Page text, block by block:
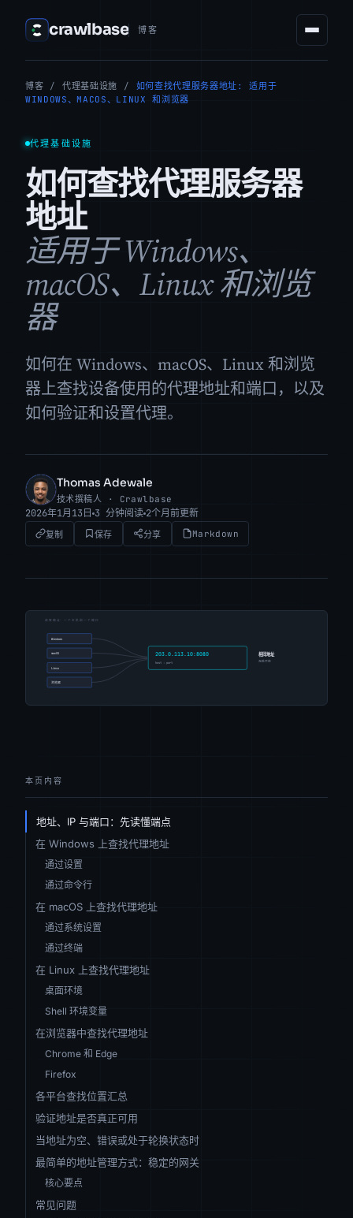
crawlbase 博客
博客 / 代理基础设施 /
如何查找代理服务器地址: 适用于
WINDOWS、MACOS、LINUX 和浏览器
代理基础设施
如何查找代理服务器
地址
适用于 Windows、
macOS、Linux 和浏览
器
如何在 Windows、macOS、Linux 和浏览
器上查找设备使用的代理地址和端口，以及
如何验证和设置代理。
TA
Thomas Adewale
技术撰稿人 · Crawlbase
2026年1月13日 3 分钟阅读 2个月前更新
复制 保存 分享 Markdown
本页内容
地址、IP 与端口：先读懂端点
在 Windows 上查找代理地址
通过设置
通过命令行
在 macOS 上查找代理地址
通过系统设置
通过终端
在 Linux 上查找代理地址
桌面环境
Shell 环境变量
在浏览器中查找代理地址
Chrome 和 Edge
Firefox
各平台查找位置汇总
验证地址是否真正可用
当地址为空、错误或处于轮换状态时
最简单的地址管理方式：稳定的网关
核心要点
常见问题